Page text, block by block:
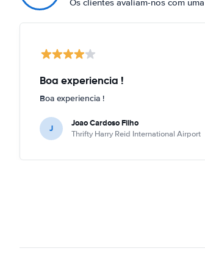
Os clientes avaliam-nos com
Boa experiencia !
Boa experiencia !
J Joao Cardoso Filho
Thrifty Harry Reid International Airport